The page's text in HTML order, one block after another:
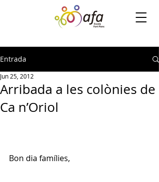
Entrada
Arribada a les colònies de
Ca n’Oriol
Jun 25, 2012
Bon dia famílies,